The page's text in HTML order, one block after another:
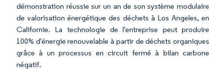
démonstration réussie sur un an de son système modulaire
de valorisation énergétique des déchets à Los Angeles, en
Californie. La technologie de l'entreprise peut produire
100% d'énergie renouvelable à partir de déchets organiques
grâce à un processus en circuit fermé à bilan carbone
négatif.